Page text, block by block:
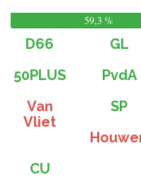
59,3 %
D66 GL
50PLUS
PvdA
Van
Vliet
SP
CU